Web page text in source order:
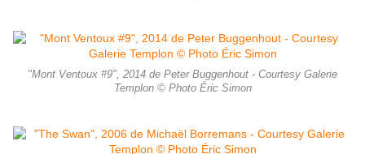
"Mont Ventoux #9", 2014 de Peter Buggenhout - Courtesy Galerie
Templon © Photo Éric Simon